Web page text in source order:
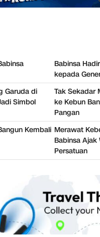
Babinsa
kepada
Garuda di
Simbol
Tak Sekadar
ke Kebun
Pangan
Kembali Merawat
Babinsa
Persatuan